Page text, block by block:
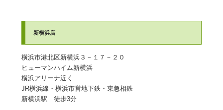
新横浜店
横浜市港北区新横浜３－１７－２０
ヒューマンハイム新横浜
​横浜アリーナ近く
JR横浜線・横浜市営地下鉄・東急相鉄
​新横浜駅 徒歩3分​